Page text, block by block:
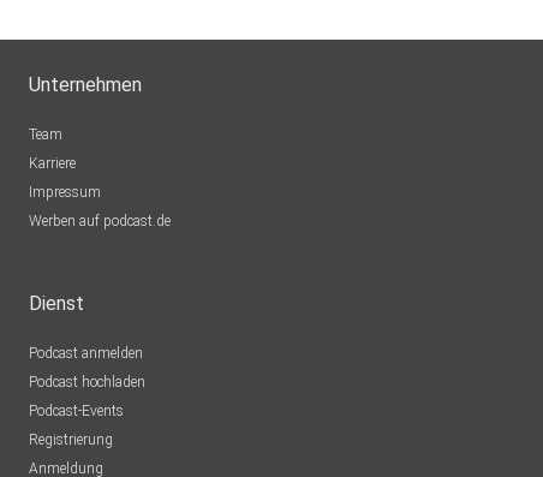
Unternehmen
Team
Karriere
Impressum
Werben auf podcast.de
Dienst
Podcast anmelden
Podcast hochladen
Podcast-Events
Registrierung
Anmeldung